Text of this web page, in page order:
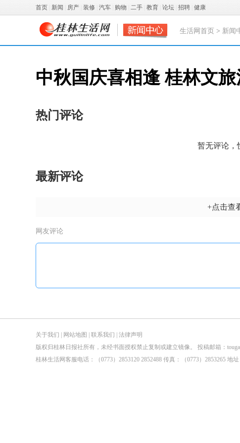
首页 新闻 房产 装修 汽车 购物 二手 教育 论坛 招聘 健康
生活网首页 > 新闻
中秋国庆喜相逢 桂林文
热门评论
暂无评论，
最新评论
+点击查
网友评论
关于我们 网站地图 联系我们
法律声明
版权归桂林日报社所有，未经书面授权禁止复制或建立镜像。 投稿邮箱：
桂林生活网客服电话：（0773）2853120 2852488 传真：（0773）2853265